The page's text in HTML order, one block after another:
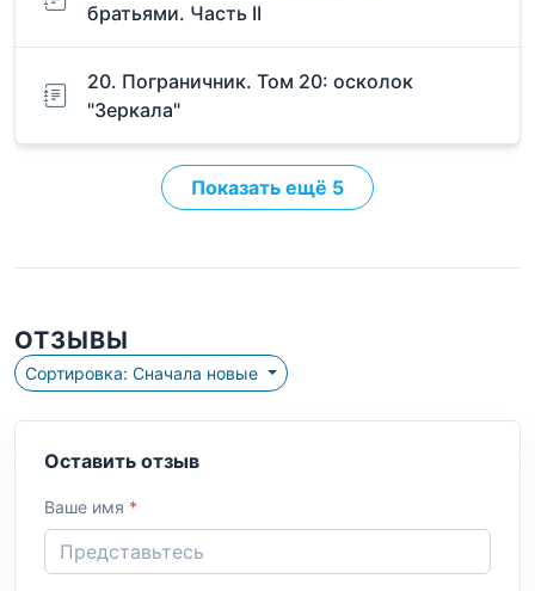
братьями. Часть II
20. Пограничник. Том 20: осколок
"Зеркала"
Показать ещё 5
ОТЗЫВЫ
Сортировка: Сначала новые
Оставить отзыв
Ваше имя *